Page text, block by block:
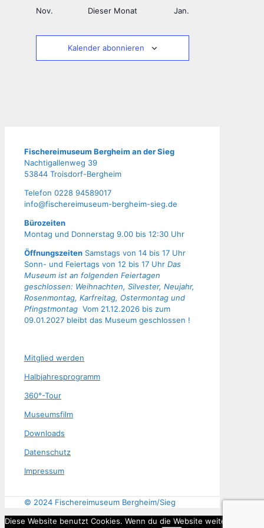
Nov. Dieser Monat Jan.
Kalender abonnieren
Fische­rei­mu­se­um Berg­heim an der Sieg
Nach­ti­gal­len­weg 39
53844 Troisdorf-Bergheim
Tele­fon 0228 94589017
info@fischereimuseum-bergheim-sieg.de
Büro­zei­ten
Mon­tag und Don­ners­tag 9.00 bis 12:30 Uhr
Öffnungszeiten Samstags von 14 bis 17 Uhr
Sonn- und Feiertags von 12 bis 17 Uhr Das
Museum ist an folgenden Feiertagen
geschlossen: Weihnachten, Silvester, Neujahr,
Rosenmontag, Karfreitag, Ostermontag und
Pfingstmontag Vom 21.12.2026 bis zum
09.01.2027 bleibt das Museum geschlossen !
Mit­glied werden
Halb­jah­res­pro­gramm
360°-Tour
Muse­ums­film
Down­loads
Daten­schutz
Impres­sum
© 2024 Fischereimuseum Bergheim/Sieg
Diese Website benutzt Cookies. Wenn du die Website weiter nutzt,